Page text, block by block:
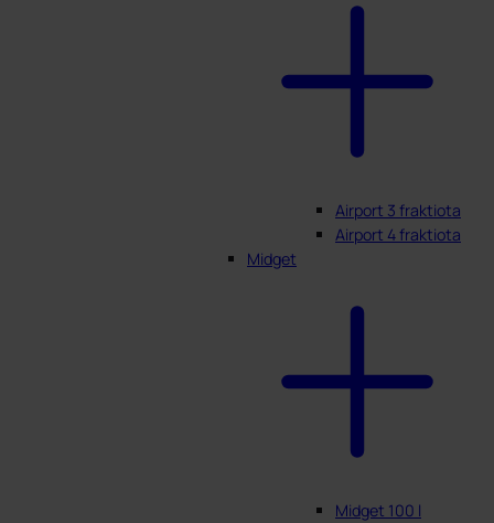
Airport 3 fraktiota
Airport 4 fraktiota
Midget
Midget 100 l